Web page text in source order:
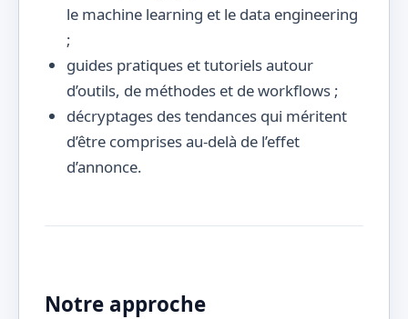
le machine learning et le data engineering
;
guides pratiques et tutoriels autour
d’outils, de méthodes et de workflows ;
décryptages des tendances qui méritent
d’être comprises au-delà de l’effet
d’annonce.
Notre approche